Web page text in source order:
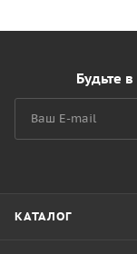
Будьте
КАТАЛОГ